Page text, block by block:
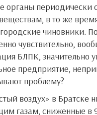
в то же
чиновники.
чувствительно,
БЛПК, значительно
предприятие,
проблему?
газам, сниженные